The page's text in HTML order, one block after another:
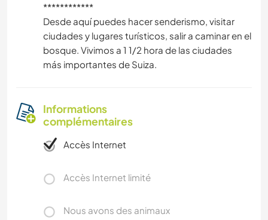
************
Desde aquí puedes hacer senderismo, visitar
ciudades y lugares turísticos, salir a caminar en el
bosque. Vivimos a 1 1/2 hora de las ciudades
más importantes de Suiza.
Informations
complémentaires
Accès Internet
Accès Internet limité
Nous avons des animaux